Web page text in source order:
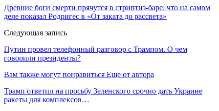
Древние боги смерти прячутся в стриптиз-баре: что на самом
деле показал Родригес в «От заката до рассвета»
Следующая запись
Путин провел телефонный разговор с Трампом. О чем
говорили президенты?
Вам также могут понравиться Еще от автора
Трамп ответил на просьбу Зеленского срочно дать Украине
ракеты для комплексов…